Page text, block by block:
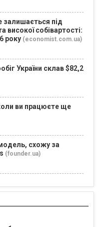
залишається під
високої собівартості:
року (economist.com.ua)
України склав $82,2
ви працюєте ще
схожу за
(founder.ua)